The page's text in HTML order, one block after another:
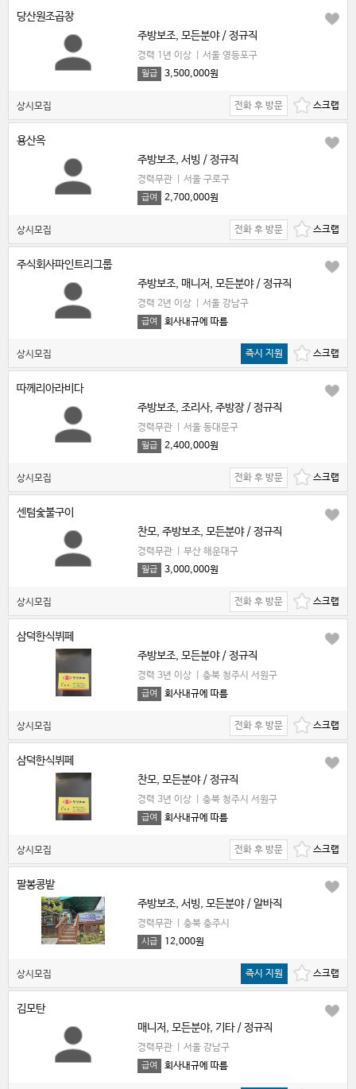
당산원조곱창
주방보조, 모든분야 / 정규직
경력 1년 이상 서울 영등포구
월급 3,500,000원
상시모집 전화 후 방문
용산옥
주방보조, 서빙 / 정규직
경력무관 서울 구로구
급여 2,700,000원
상시모집 전화 후 방문
주식회사파인트리그룹
주방보조, 매니저, 모든분야 / 정규직
경력 2년 이상 서울 강남구
급여 회사내규에 따름
상시모집 즉시 지원
따께리아라비다
주방보조, 조리사, 주방장 / 정규직
경력무관 서울 동대문구
월급 2,400,000원
상시모집 전화 후 방문
센텀숯불구이
찬모, 주방보조, 모든분야 / 정규직
경력무관 부산 해운대구
월급 3,000,000원
상시모집 전화 후 방문
삼덕한식뷔페
주방보조, 모든분야 / 정규직
경력 3년 이상 충북 청주시 서원구
급여 회사내규에 따름
상시모집 전화 후 방문
삼덕한식뷔페
찬모, 모든분야 / 정규직
경력 3년 이상 충북 청주시 서원구
급여 회사내규에 따름
상시모집 전화 후 방문
팔봉콩밭
주방보조, 서빙, 모든분야 / 알바직
경력무관 충북 충주시
시급 12,000원
상시모집 즉시 지원
김모탄
매니저, 모든분야, 기타 / 정규직
경력무관 서울 강남구
급여 회사내규에 따름